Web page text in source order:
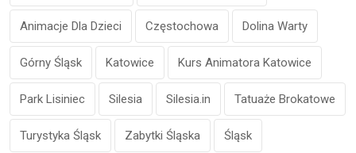
Animacje Dla Dzieci Częstochowa Dolina Warty
Górny Śląsk Katowice Kurs Animatora Katowice
Park Lisiniec Silesia Silesia.in Tatuaże Brokatowe
Turystyka Śląsk Zabytki Śląska Śląsk